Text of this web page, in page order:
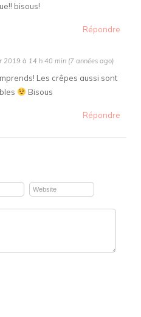
bisous!
Répondre
2019 à 14 h 40 min (7 années ago)
Les crêpes aussi sont
Bisous
Répondre